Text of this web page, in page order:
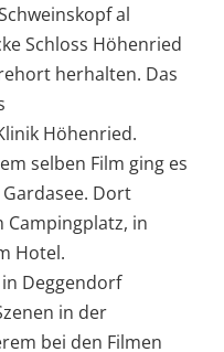
al
Schloss Höhenried
herhalten. Das
Höhenried.
selben Film ging es
Dort
Campingplatz, in
Hotel.
in Deggendorf
in der
bei den Filmen